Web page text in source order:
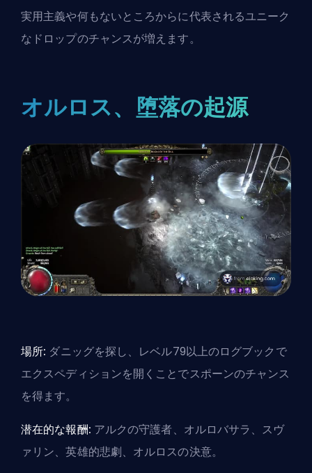
実用主義や何もないところからに代表されるユニーク
なドロップのチャンスが増えます。
オルロス、堕落の起源
場所: ダニッグを探し、レベル79以上のログブックで
エクスペディションを開くことでスポーンのチャンス
を得ます。
潜在的な報酬: アルクの守護者、オルロバサラ、スヴ
ァリン、英雄的悲劇、オルロスの決意。